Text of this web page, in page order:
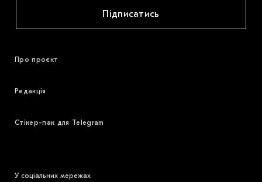
Підписатись
Про проєкт
Редакція
Стікер-пак для Telegram
У соціальних мережах